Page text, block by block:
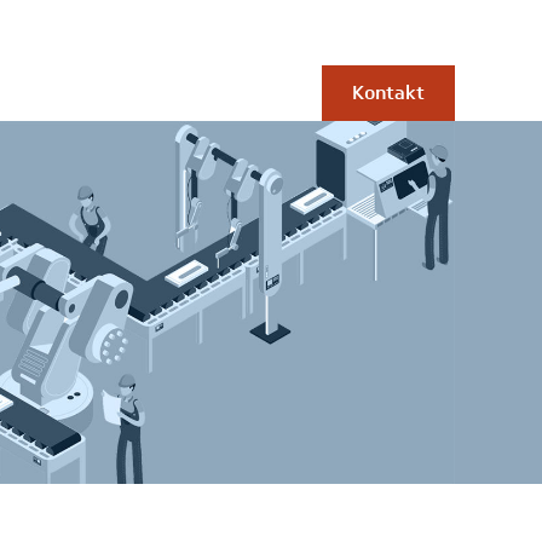
Kontakt